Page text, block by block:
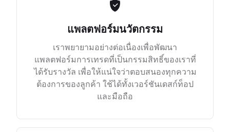
แพลตฟอร์มนวัตกรรม
เราพยายามอย่างต่อเนื่องเพื่อพัฒนา
แพลตฟอร์มการเทรดที่เป็นกรรมสิทธิ์ของเราที่
ได้รับรางวัล เพื่อให้แน่ใจว่าตอบสนองทุกความ
ต้องการของลูกค้า ใช้ได้ทั้งเวอร์ชันเดสก์ท็อป
และมือถือ